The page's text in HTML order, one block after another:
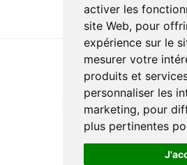
activer les
site Web, pour
expérience sur le
mesurer votre
produits et
personnaliser les
marketing, pour
plus pertinentes
Last update : 4 March
Accessibility
Website